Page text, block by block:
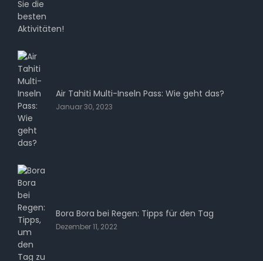
Air Tahiti Multi-Inseln Pass: Wie geht das?
Januar 30, 2023
Bora Bora bei Regen: Tipps für den Tag
Dezember 11, 2022